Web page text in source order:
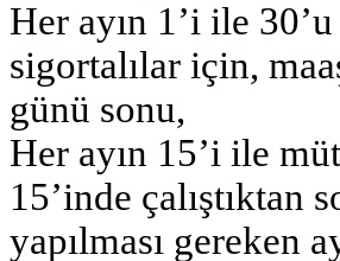
Her ayın 1’i ile
sigortalılar için,
günü sonu,
Her ayın 15’i ile
15’inde çalıştıktan
yapılması gereken